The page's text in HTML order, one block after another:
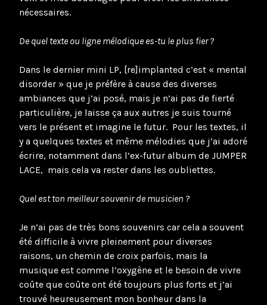
nécessaires.
De quel texte ou ligne mélodique es-tu le plus fier ?
Dans le dernier mini LP, [re]implanted c’est « mental
disorder » que je préfère à cause des diverses
ambiances que j’ai posé, mais je n’ai pas de fierté
particulière, je laisse ça aux autres je suis tourné
vers le présent et imagine le futur. Pour les textes, il
y a quelques textes et même mélodies que j’ai adoré
écrire, notamment dans l’ex-futur album de JUMPER
LACE, mais cela va rester dans les oubliettes.
Quel est ton meilleur souvenir de musicien ?
Je n’ai pas de très bons souvenirs car cela a souvent
été difficile à vivre pleinement pour diverses
raisons, un chemin de croix parfois, mais la
musique est comme l’oxygène et le besoin de vivre
coûte que coûte ont été toujours plus forts et j’ai
trouvé heureusement mon bonheur dans la